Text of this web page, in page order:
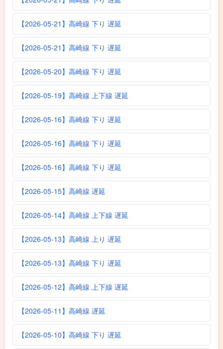
【2026-05-21】高崎線 下り 遅延
【2026-05-21】高崎線 下り 遅延
【2026-05-20】高崎線 下り 遅延
【2026-05-19】高崎線 上下線 遅延
【2026-05-16】高崎線 下り 遅延
【2026-05-16】高崎線 下り 遅延
【2026-05-16】高崎線 下り 遅延
【2026-05-15】高崎線 遅延
【2026-05-14】高崎線 上下線 遅延
【2026-05-13】高崎線 上り 遅延
【2026-05-13】高崎線 下り 遅延
【2026-05-12】高崎線 上下線 遅延
【2026-05-11】高崎線 遅延
【2026-05-10】高崎線 下り 遅延